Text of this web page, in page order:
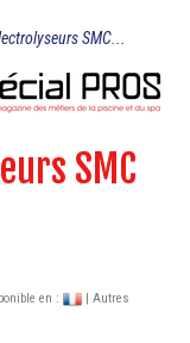
SMC...
SMC
en :
| Autres